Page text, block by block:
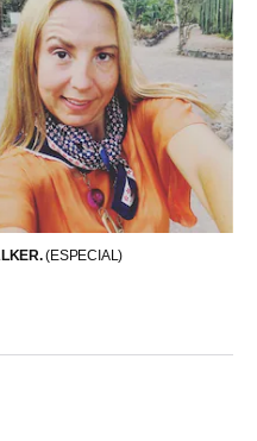
(ESPECIAL)